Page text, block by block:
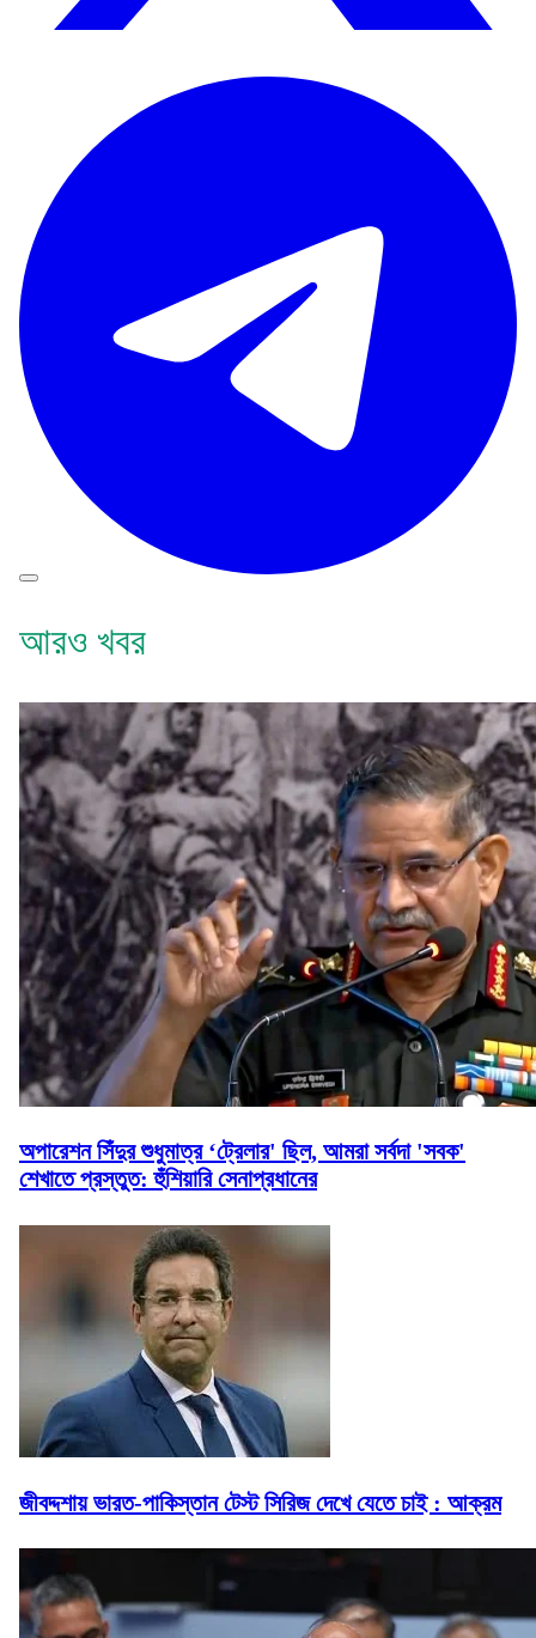
আরও খবর
অপারেশন সিঁদুর শুধুমাত্র ‘ট্রেলার' ছিল, আমরা সর্বদা 'সবক'
শেখাতে প্রস্তুত: হুঁশিয়ারি সেনাপ্রধানের
জীবদ্দশায় ভারত-পাকিস্তান টেস্ট সিরিজ দেখে যেতে চাই : আক্রম